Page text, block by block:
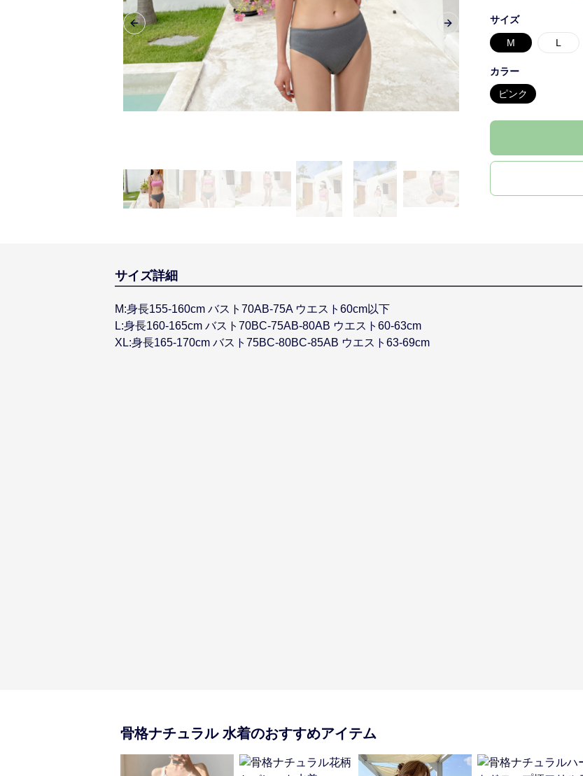
Previous slide Next slide
サイズ
M L
カラー
ピンク
サイズ詳細
M:身長155-160cm バスト70AB-75A ウエスト60cm以下
L:身長160-165cm バスト70BC-75AB-80AB ウエスト60-63cm
XL:身長165-170cm バスト75BC-80BC-85AB ウエスト63-69cm
骨格ナチュラル 水着のおすすめアイテム